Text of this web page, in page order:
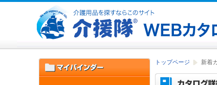
トップページ 新着